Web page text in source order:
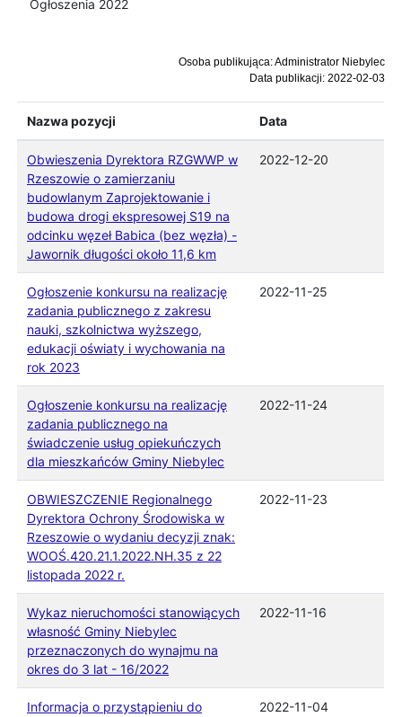
Ogłoszenia 2022
Osoba publikująca: Administrator Niebylec
Data publikacji: 2022-02-03
Nazwa pozycji Data
Obwieszenia Dyrektora RZGWWP w
Rzeszowie o zamierzaniu
budowlanym Zaprojektowanie i
budowa drogi ekspresowej S19 na
odcinku węzeł Babica (bez węzła) -
Jawornik długości około 11,6 km
2022-12-20
Ogłoszenie konkursu na realizację
zadania publicznego z zakresu
nauki, szkolnictwa wyższego,
edukacji oświaty i wychowania na
rok 2023
2022-11-25
Ogłoszenie konkursu na realizację
zadania publicznego na
świadczenie usług opiekuńczych
dla mieszkańców Gminy Niebylec
2022-11-24
OBWIESZCZENIE Regionalnego
Dyrektora Ochrony Środowiska w
Rzeszowie o wydaniu decyzji znak:
WOOŚ.420.21.1.2022.NH.35 z 22
listopada 2022 r.
2022-11-23
Wykaz nieruchomości stanowiących
własność Gminy Niebylec
przeznaczonych do wynajmu na
okres do 3 lat - 16/2022
2022-11-16
Informacja o przystąpieniu do
2022-11-04